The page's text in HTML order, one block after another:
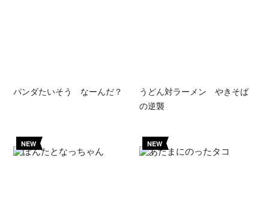
パンダたいそう なーんだ？
うどん対ラーメン やきそば
の逆襲
NEW NEW